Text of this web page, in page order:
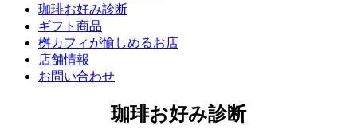
珈琲お好み診断
ギフト商品
桝カフィが愉しめるお店
店舗情報
お問い合わせ
珈琲お好み診断